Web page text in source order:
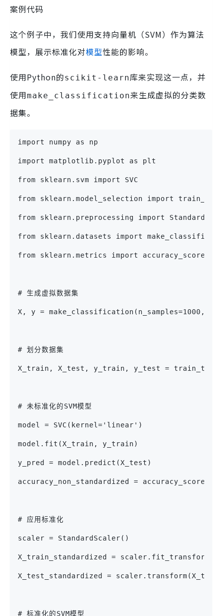
案例代码
这个例子中，我们使用支持向量机（SVM）作为算法
模型，展示标准化对模型性能的影响。
使用Python的scikit-learn库来实现这一点，并
使用make_classification来生成虚拟的分类数
据集。
import numpy as np
import matplotlib.pyplot as plt
from sklearn.svm import SVC
from sklearn.model_selection import
from sklearn.preprocessing import
from sklearn.datasets import
from sklearn.metrics import accuracy_score
# 生成虚拟数据集
X, y = make_classification(n_samples=1000,
# 划分数据集
X_train, X_test, y_train, y_test =
# 未标准化的SVM模型
model = SVC(kernel='linear')
model.fit(X_train, y_train)
y_pred = model.predict(X_test)
accuracy_non_standardized =
# 应用标准化
scaler = StandardScaler()
X_train_standardized =
X_test_standardized =
# 标准化的SVM模型